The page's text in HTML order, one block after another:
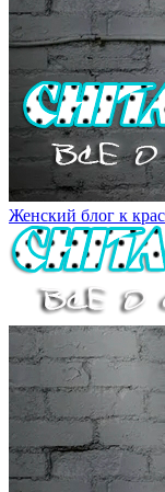
Женский блог к